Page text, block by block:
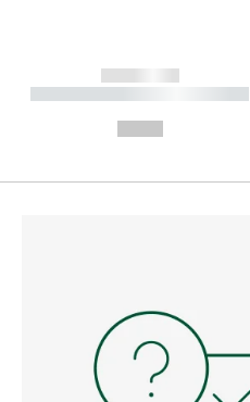
------------
----------- ----------- ----------